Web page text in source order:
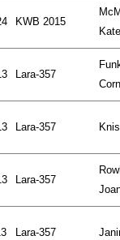
KWB 2015
Kate
Lara-357
Lara-357
Lara-357
Lara-357